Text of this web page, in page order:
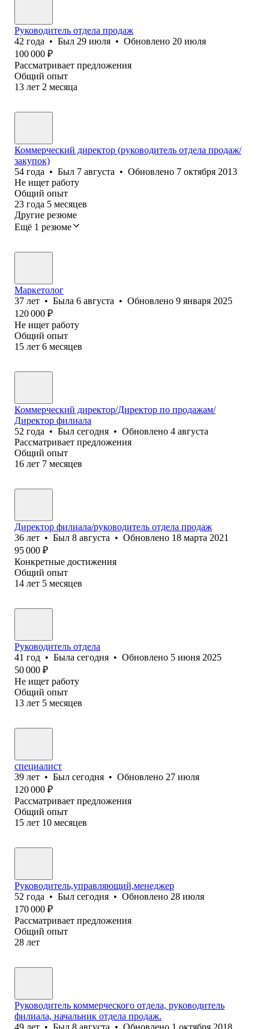
Руководитель отдела продаж
42 года • Был 29 июля • Обновлено 20 июля
100 000 ₽
Рассматривает предложения
Общий опыт
13 лет 2 месяца
Коммерческий директор (руководитель отдела продаж/
закупок)
54 года • Был 7 августа • Обновлено 7 октября 2013
Не ищет работу
Общий опыт
23 года 5 месяцев
Другие резюме
Ещё 1 резюме
Маркетолог
37 лет • Была 6 августа • Обновлено 9 января 2025
120 000 ₽
Не ищет работу
Общий опыт
15 лет 6 месяцев
Коммерческий директор/Директор по продажам/
Директор филиала
52 года • Был сегодня • Обновлено 4 августа
Рассматривает предложения
Общий опыт
16 лет 7 месяцев
Директор филиала/руководитель отдела продаж
36 лет • Был 8 августа • Обновлено 18 марта 2021
95 000 ₽
Конкретные достижения
Общий опыт
14 лет 5 месяцев
Руководитель отдела
41 год • Была сегодня • Обновлено 5 июня 2025
50 000 ₽
Не ищет работу
Общий опыт
13 лет 5 месяцев
специалист
39 лет • Был сегодня • Обновлено 27 июля
120 000 ₽
Рассматривает предложения
Общий опыт
15 лет 10 месяцев
Руководитель,управляющий,менеджер
52 года • Был сегодня • Обновлено 28 июля
170 000 ₽
Рассматривает предложения
Общий опыт
28 лет
Руководитель коммерческого отдела, руководитель
филиала, начальник отдела продаж.
49 лет • Был 8 августа • Обновлено 1 октября 2018